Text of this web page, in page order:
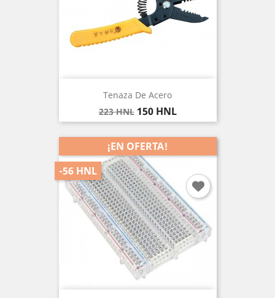
Tenaza De Acero
Precio
base
223 HNL Precio
150 HNL
-56 HNL
¡EN OFERTA!